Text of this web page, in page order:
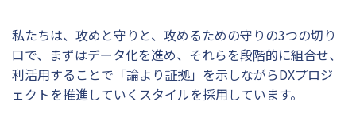
私たちは、攻めと守りと、攻めるための守りの3つの切り
口で、まずはデータ化を進め、それらを段階的に組合せ、
利活用することで「論より証拠」を示しながらDXプロジ
ェクトを推進していくスタイルを採用しています。